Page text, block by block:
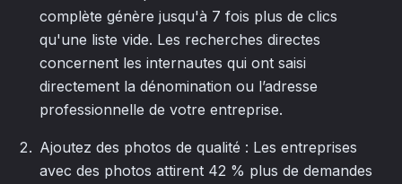
complète génère jusqu'à 7 fois plus de clics
qu'une liste vide. Les recherches directes
concernent les internautes qui ont saisi
directement la dénomination ou l’adresse
professionnelle de votre entreprise.
Ajoutez des photos de qualité : Les entreprises
avec des photos attirent 42 % plus de demandes